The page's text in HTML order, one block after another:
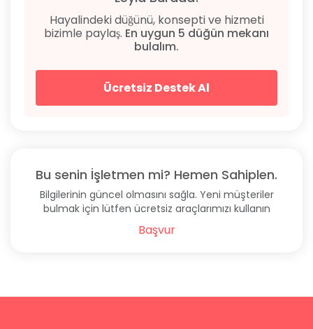
Hayalindeki düğünü, konsepti ve hizmeti
bizimle paylaş. En uygun 5 düğün mekanı
bulalım.
Ücretsiz Destek Al
Bu senin İşletmen mi? Hemen Sahiplen.
Bilgilerinin güncel olmasını sağla. Yeni müşteriler
bulmak için lütfen ücretsiz araçlarımızı kullanın
Başvur